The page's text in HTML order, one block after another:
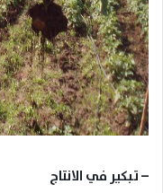
– تبكير في الانتاج